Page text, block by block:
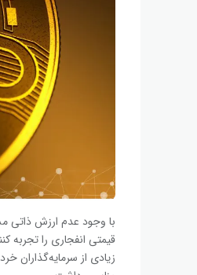
با وجود عدم ارزش
زیادی از سرمایه‌گذاران